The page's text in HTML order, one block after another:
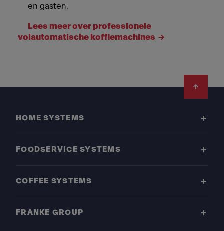
en gasten.
Lees meer over professionele
volautomatische koffiemachines
HOME SYSTEMS
FOODSERVICE SYSTEMS
COFFEE SYSTEMS
FRANKE GROUP